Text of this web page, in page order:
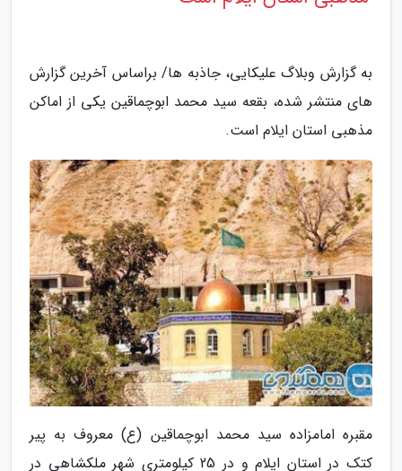
به گزارش وبلاگ علیکایی، جاذبه ها/ براساس آخرین گزارش
های منتشر شده، بقعه سید محمد ابوچماقین یکی از اماکن
مذهبی استان ایلام است.
مقبره امامزاده سید محمد ابوچماقین (ع) معروف به پیر
کتک در استان ایلام و در 25 کیلومتری شهر ملکشاهی در